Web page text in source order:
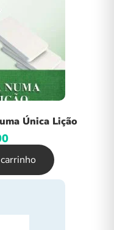
Única Lição